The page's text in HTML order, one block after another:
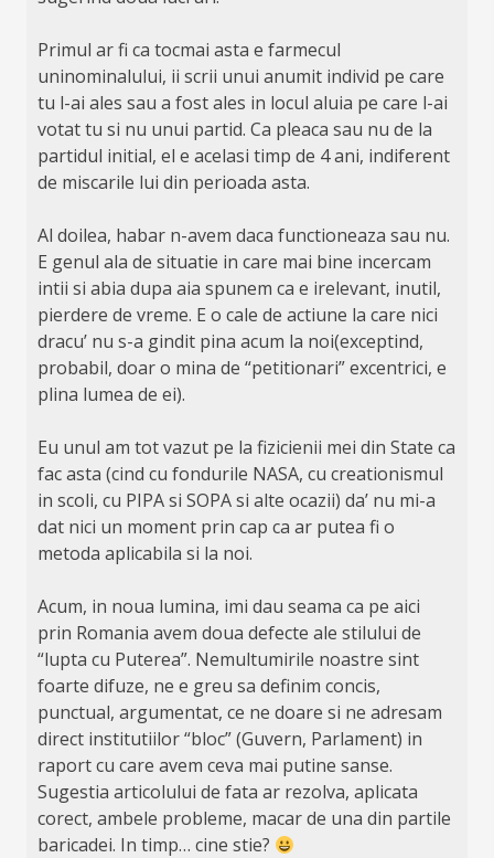
Primul ar fi ca tocmai asta e farmecul
uninominalului, ii scrii unui anumit individ pe care
tu l-ai ales sau a fost ales in locul aluia pe care l-ai
votat tu si nu unui partid. Ca pleaca sau nu de la
partidul initial, el e acelasi timp de 4 ani, indiferent
de miscarile lui din perioada asta.
Al doilea, habar n-avem daca functioneaza sau nu.
E genul ala de situatie in care mai bine incercam
intii si abia dupa aia spunem ca e irelevant, inutil,
pierdere de vreme. E o cale de actiune la care nici
dracu’ nu s-a gindit pina acum la noi(exceptind,
probabil, doar o mina de “petitionari” excentrici, e
plina lumea de ei).
Eu unul am tot vazut pe la fizicienii mei din State ca
fac asta (cind cu fondurile NASA, cu creationismul
in scoli, cu PIPA si SOPA si alte ocazii) da’ nu mi-a
dat nici un moment prin cap ca ar putea fi o
metoda aplicabila si la noi.
Acum, in noua lumina, imi dau seama ca pe aici
prin Romania avem doua defecte ale stilului de
“lupta cu Puterea”. Nemultumirile noastre sint
foarte difuze, ne e greu sa definim concis,
punctual, argumentat, ce ne doare si ne adresam
direct institutiilor “bloc” (Guvern, Parlament) in
raport cu care avem ceva mai putine sanse.
Sugestia articolului de fata ar rezolva, aplicata
corect, ambele probleme, macar de una din partile
baricadei. In timp… cine stie?